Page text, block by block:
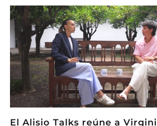
El Alisio Talks reúne a